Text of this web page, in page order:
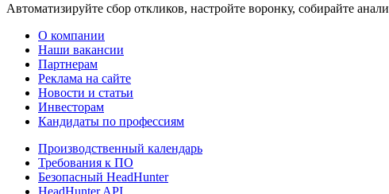
Автоматизируйте сбор откликов, настройте воронку, собирайте
О компании
Наши вакансии
Партнерам
Реклама на сайте
Новости и статьи
Инвесторам
Кандидаты по профессиям
Производственный календарь
Требования к ПО
Безопасный HeadHunter
HeadHunter API